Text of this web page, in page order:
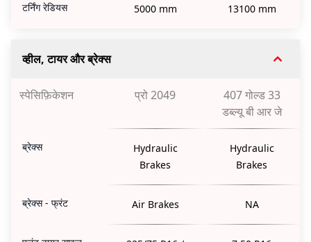
टर्निंग रेडियस 5000 mm 13100 mm
व्हील, टायर और ब्रेक्स
स्पेसिफ़िकेशन प्रो 2049
407 गोल्ड 33
डब्ल्यू बी आर जे
ब्रेक्स
Hydraulic
Brakes
Hydraulic
Brakes
ब्रेक्स - फ्रंट Air Brakes NA